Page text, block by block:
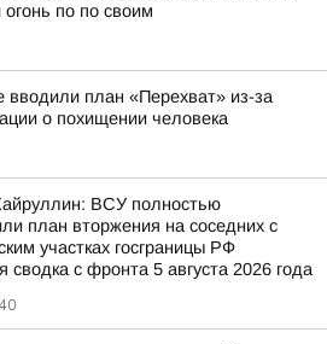
огонь по по своим
вводили план «Перехват» из-за
о похищении человека
ВСУ полностью
план вторжения на соседних с
участках госграницы РФ
сводка с фронта 5 августа 2026 года